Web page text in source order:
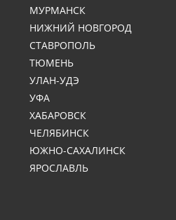
МУРМАНСК
НИЖНИЙ НОВГОРОД
СТАВРОПОЛЬ
ТЮМЕНЬ
УЛАН-УДЭ
УФА
ХАБАРОВСК
ЧЕЛЯБИНСК
ЮЖНО-САХАЛИНСК
ЯРОСЛАВЛЬ